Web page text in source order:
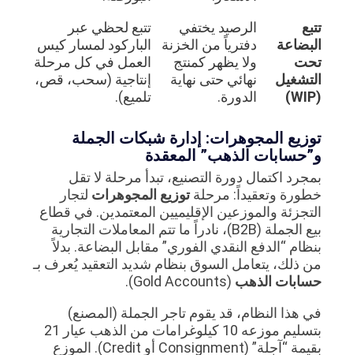
تتبع
البضاعة
تحت
التشغيل
(WIP)
الرصيد يختفي
دفترياً من الخزنة
ولا يظهر كمنتج
نهائي حتى نهاية
الدورة.
تتبع لحظي عبر
الباركود لمسار كيس
العمل في كل مرحلة
إنتاجية (سحب، قص،
تلميع).
توزيع المجوهرات: إدارة شبكات الجملة
و”حسابات الذهب” المعقدة
بمجرد اكتمال دورة التصنيع، تبدأ مرحلة لا تقل
خطورة وتعقيداً: مرحلةتوزيع المجوهرات لتجار
التجزئة والموزعين الإقليميين المعتمدين. في قطاع
بيع الجملة (B2B)، نادراً ما تتم المعاملات التجارية
بنظام “الدفع النقدي الفوري” مقابل البضاعة. بدلاً
من ذلك، يتعامل السوق بنظام شديد التعقيد يُعرف بـ
حسابات الذهب (Gold Accounts).
في هذا النظام، قد يقوم تاجر الجملة (المصنع)
بتسليم موزعه 10 كيلوغرامات من الذهب عيار 21
بقيمة “آجلة” (Consignment أو Credit). الموزع